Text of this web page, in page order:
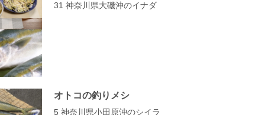
31 神奈川県大磯沖のイナダ
オトコの釣りメシ
5 神奈川県小田原沖のシイラ